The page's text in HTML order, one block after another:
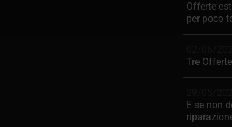
Offerte
per poco
Tre
E se non